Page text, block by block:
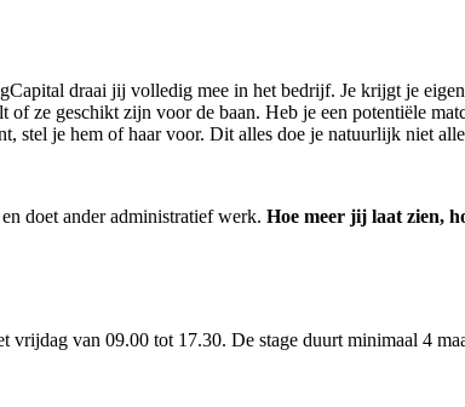
draai jij volledig mee in het bedrijf. Je krijgt je
ze geschikt zijn voor de baan. Heb je een potentiële
stel je hem of haar voor. Dit alles doe je natuurlijk niet
doet ander administratief werk. Hoe meer jij laat zien,
van 09.00 tot 17.30. De stage duurt minimaal 4